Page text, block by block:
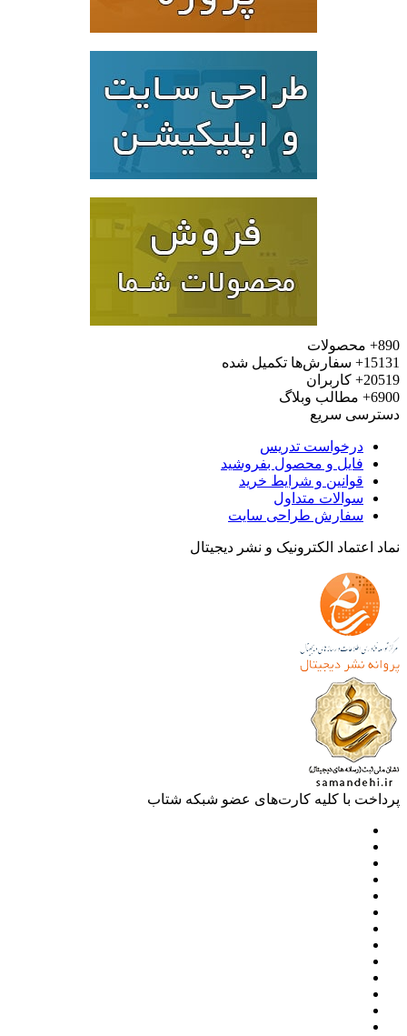
محصولات
سفارش‌ها تکمیل شده
کاربران
مطالب وبلاگ
سریع
درخواست تدریس
فایل و محصول بفروشید
قوانین و شرایط خرید
سوالات متداول
سفارش طراحی سایت
اعتماد الکترونیک و نشر دیجیتال
با کلیه کارت‌های عضو شبکه شتاب